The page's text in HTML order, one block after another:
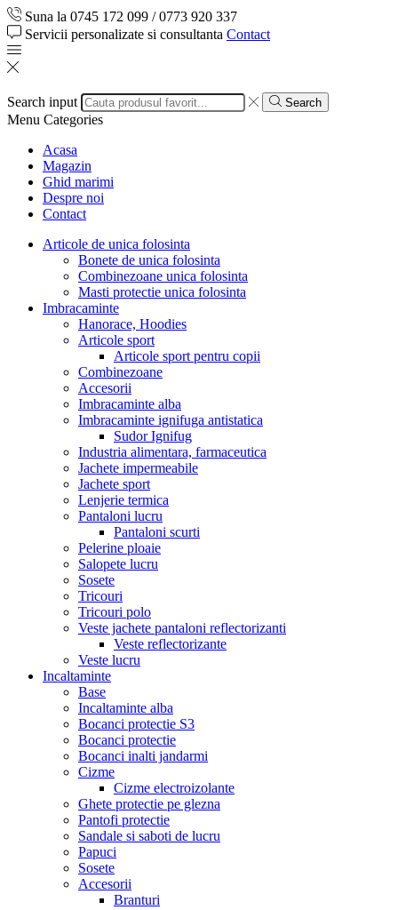
Suna la 0745 172 099 / 0773 920 337
Servicii personalizate si consultanta Contact
Search input Search
Menu Categories
Acasa
Magazin
Ghid marimi
Despre noi
Contact
Articole de unica folosinta
Bonete de unica folosinta
Combinezoane unica folosinta
Masti protectie unica folosinta
Imbracaminte
Hanorace, Hoodies
Articole sport
Articole sport pentru copii
Combinezoane
Accesorii
Imbracaminte alba
Imbracaminte ignifuga antistatica
Sudor Ignifug
Industria alimentara, farmaceutica
Jachete impermeabile
Jachete sport
Lenjerie termica
Pantaloni lucru
Pantaloni scurti
Pelerine ploaie
Salopete lucru
Sosete
Tricouri
Tricouri polo
Veste jachete pantaloni reflectorizanti
Veste reflectorizante
Veste lucru
Incaltaminte
Base
Incaltaminte alba
Bocanci protectie S3
Bocanci protectie
Bocanci inalti jandarmi
Cizme
Cizme electroizolante
Ghete protectie pe glezna
Pantofi protectie
Sandale si saboti de lucru
Papuci
Sosete
Accesorii
Branturi